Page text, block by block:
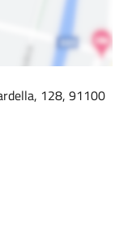
128, 91100